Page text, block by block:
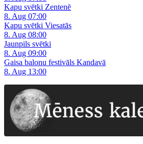
Kapu svētki Zentenē
8. Aug 07:00
Kapu svētki Viesatās
8. Aug 08:00
Jaunpils svētki
8. Aug 09:00
Gaisa balonu festivāls Kandavā
8. Aug 13:00